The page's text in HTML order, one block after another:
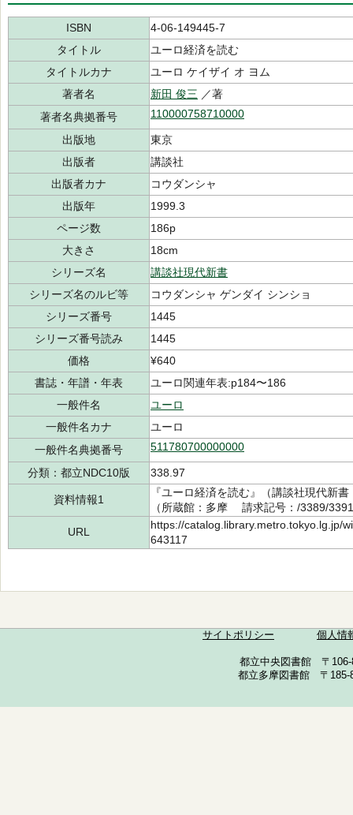
ISBN
4-06-149445-7
タイトル
ユーロ経済を読む
タイトルカナ
ユーロ ケイザイ オ ヨム
著者名
新田 俊三 ／著
著者名典拠番号
110000758710000
出版地
東京
出版者
講談社
出版者カナ
コウダンシャ
出版年
1999.3
ページ数
186p
大きさ
18cm
シリーズ名
講談社現代新書
シリーズ名のルビ等
コウダンシャ ゲンダイ シンショ
シリーズ番号
1445
シリーズ番号読み
1445
価格
¥640
書誌・年譜・年表
ユーロ関連年表:p184〜186
一般件名
ユーロ
一般件名カナ
ユーロ
一般件名典拠番号
511780700000000
分類：都立NDC10版 338.97
資料情報1
『ユーロ経済を読む』（講談社現代
（所蔵館：多摩 請求記号：/3389/
URL
https://catalog.library.metro.tokyo.lg.jp/
643117
サイトポリシー 個人情
都立中央図書館 〒
都立多摩図書館 〒185-